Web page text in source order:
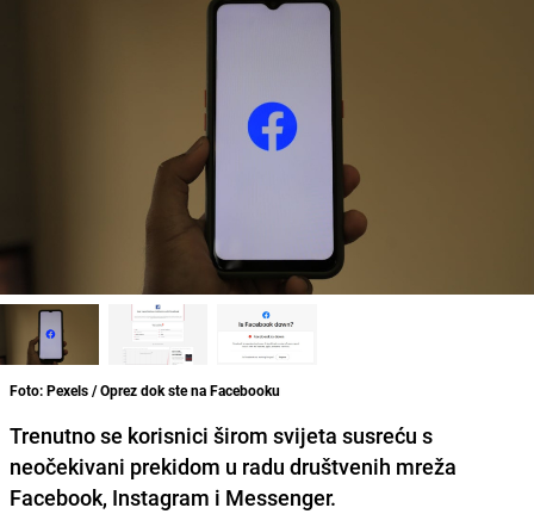
Foto: Pexels / Oprez dok ste na Facebooku
Trenutno se korisnici širom svijeta susreću s
neočekivani prekidom u radu društvenih mreža
Facebook, Instagram i Messenger.